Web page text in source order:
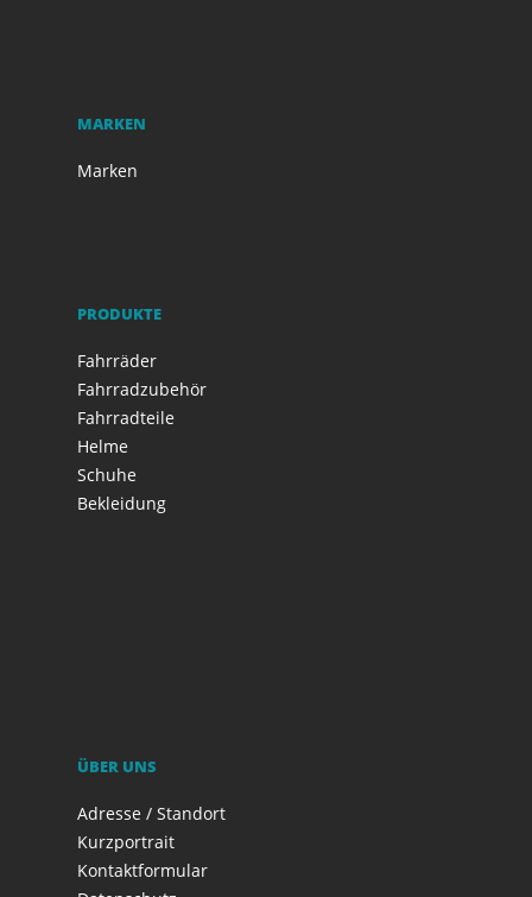
MARKEN
Marken
PRODUKTE
Fahrräder
Fahrradzubehör
Fahrradteile
Helme
Schuhe
Bekleidung
ÜBER UNS
Adresse / Standort
Kurzportrait
Kontaktformular